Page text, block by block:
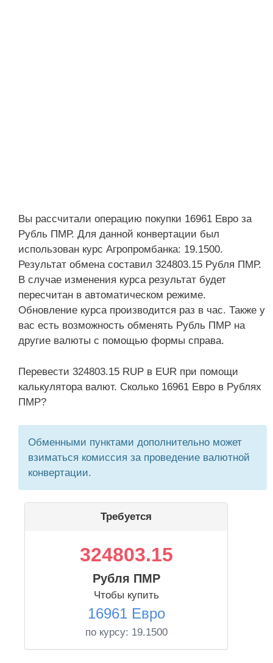
Вы рассчитали операцию покупки 16961 Евро за
Рубль ПМР. Для данной конвертации был
использован курс Агропромбанка: 19.1500.
Результат обмена составил 324803.15 Рубля ПМР.
В случае изменения курса результат будет
пересчитан в автоматическом режиме.
Обновление курса производится раз в час. Также у
вас есть возможность обменять Рубль ПМР на
другие валюты с помощью формы справа.
Перевести 324803.15 RUP в EUR при помощи
калькулятора валют. Сколько 16961 Евро в Рублях
ПМР?
Обменными пунктами дополнительно может
взиматься комиссия за проведение валютной
конвертации.
Требуется
324803.15
Рубля ПМР
Чтобы купить
16961 Евро
по курсу: 19.1500